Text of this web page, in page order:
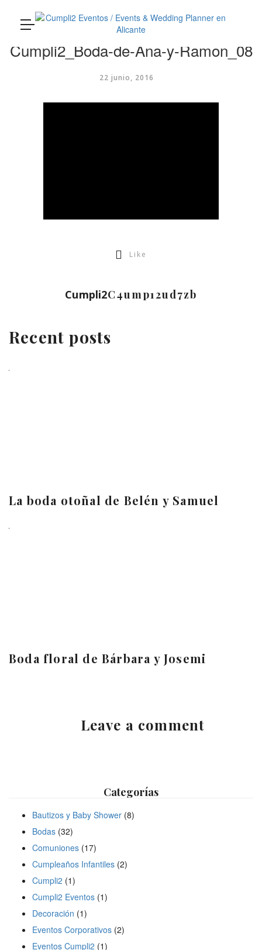
loading...
Cumpli2_Boda-de-Ana-y-Ramon_08
22 junio, 2016
Like
Cumpli2C4ump12ud7zb
Recent posts
La boda otoñal de Belén y Samuel
Boda floral de Bárbara y Josemi
Leave a comment
Categorías
Bautizos y Baby Shower (8)
Bodas (32)
Comuniones (17)
Cumpleaños Infantiles (2)
Cumpli2 (1)
Cumpli2 Eventos (1)
Decoración (1)
Eventos Corporativos (2)
Eventos Cumpli2 (1)